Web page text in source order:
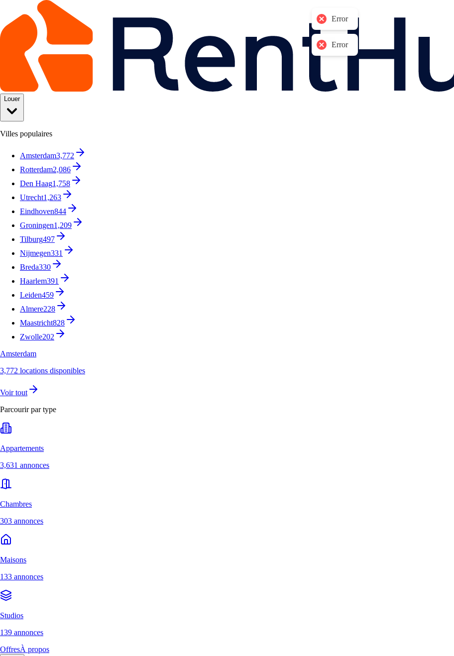
Louer
Villes populaires
Amsterdam3,772
Rotterdam2,086
Den Haag1,758
Utrecht1,263
Eindhoven844
Groningen1,209
Tilburg497
Nijmegen331
Breda330
Haarlem391
Leiden459
Almere228
Maastricht828
Zwolle202
Amsterdam
3,772 locations disponibles
Voir tout
Parcourir par type
Appartements
3,631 annonces
Chambres
303 annonces
Maisons
133 annonces
Studios
139 annonces
OffresÀ propos
Error
Error